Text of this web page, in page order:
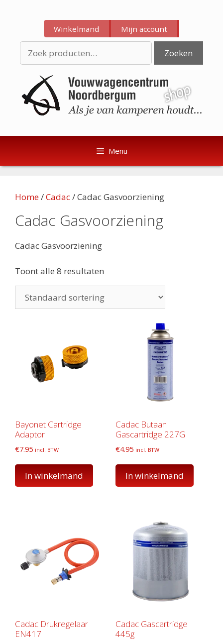
inhoud
inhoud
Winkelmand Mijn account
naar:
Zoeken
Menu
Home/Cadac/ Cadac Gasvoorziening
Cadac Gasvoorziening
Cadac Gasvoorziening
Toont alle 8 resultaten
Bayonet Cartridge
Adaptor
€7.95 incl. BTW
In winkelmand
Cadac Butaan
Gascartridge 227G
€4.95 incl. BTW
In winkelmand
Cadac Drukregelaar
EN417
Cadac Gascartridge
445g